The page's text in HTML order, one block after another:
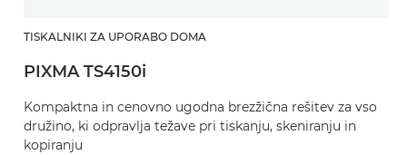
TISKALNIKI ZA UPORABO DOMA
PIXMA TS4150i
Kompaktna in cenovno ugodna brezžična rešitev za vso
družino, ki odpravlja težave pri tiskanju, skeniranju in
kopiranju